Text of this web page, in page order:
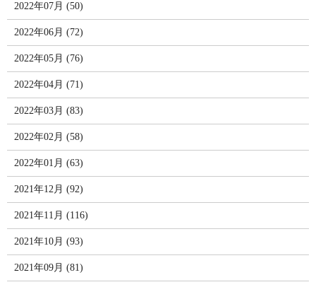
2022年07月 (50)
2022年06月 (72)
2022年05月 (76)
2022年04月 (71)
2022年03月 (83)
2022年02月 (58)
2022年01月 (63)
2021年12月 (92)
2021年11月 (116)
2021年10月 (93)
2021年09月 (81)